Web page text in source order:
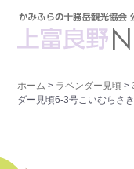
ホーム > ラベンダー見頃 >
ダー見頃6-3号こいむらさき